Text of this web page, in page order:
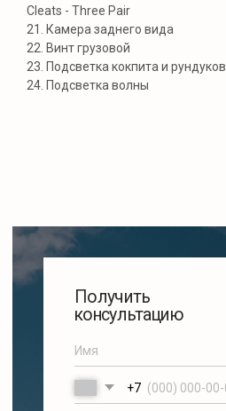
Cleats - Three Pair
21. Камера заднего вида
22. Винт грузовой
23. Подсветка кокпита и рундуков
24. Подсветка волны
Platforms Inc., деятельность
которой в России
Политика
конфиденциальности